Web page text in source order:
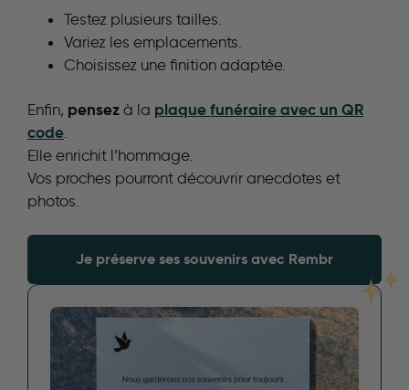
Testez plusieurs tailles.
Variez les emplacements.
Choisissez une finition adaptée.
Enfin, pensez à la plaque funéraire avec un QR
code.
Elle enrichit l’hommage.
Vos proches pourront découvrir anecdotes et
photos.
Je préserve ses souvenirs avec Rembr